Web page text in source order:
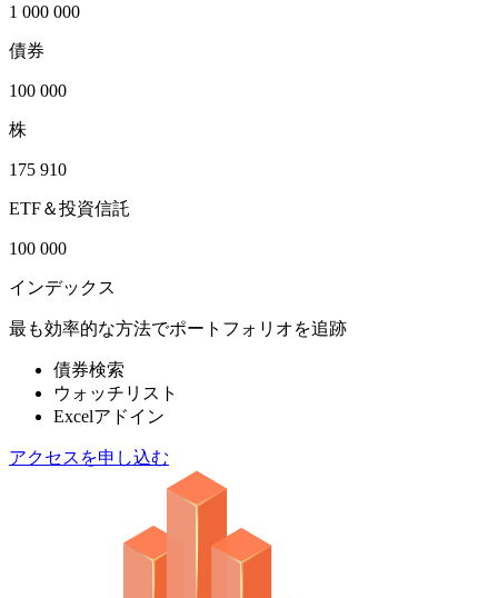
1 000 000
債券
100 000
株
175 910
ETF＆投資信託
100 000
インデックス
最も効率的な方法でポートフォリオを追跡
債券検索
ウォッチリスト
Excelアドイン
アクセスを申し込む